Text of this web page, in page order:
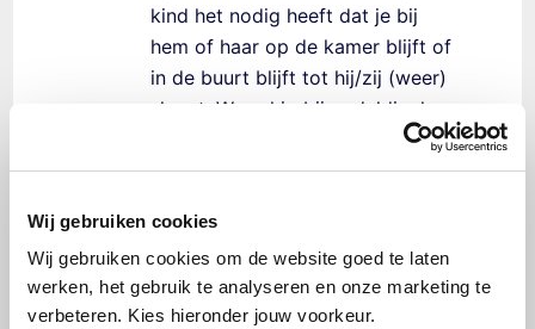
Wij gebruiken cookies
Wij gebruiken cookies om de website goed te laten
werken, het gebruik te analyseren en onze marketing te
verbeteren. Kies hieronder jouw voorkeur.
kind het nodig heeft dat je bij
hem of haar op de kamer blijft of
in de buurt blijft tot hij/zij (weer)
slaapt. Wees hierbij geduldig, hoe
lastig dit soms ook is in de avond
of in de nacht, als je zelf
Raadpleeg een professional:
de slaapproblemen van je kind
aanhouden, raadpleeg dan een